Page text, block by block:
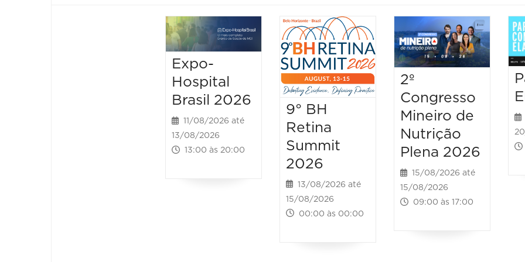
Expo-
Hospital
Brasil 2026
11/08/2026 até
13/08/2026
13:00 às 20:00
9° BH
Retina
Summit
2026
13/08/2026 até
15/08/2026
00:00 às 00:00
2º
Congresso
Mineiro de
Nutrição
Plena 2026
15/08/2026 até
15/08/2026
09:00 às 17:00